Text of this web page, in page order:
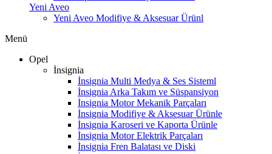
Yeni Aveo
Yeni Aveo Modifiye & Aksesuar Ürünl
Menü
Opel
İnsignia
İnsignia Multi Medya & Ses Sisteml
İnsignia Arka Takım ve Süspansiyon
İnsignia Motor Mekanik Parçaları
İnsignia Modifiye & Aksesuar Ürünle
İnsignia Karoseri ve Kaporta Ürünle
İnsignia Motor Elektrik Parçaları
İnsignia Fren Balatası ve Diski